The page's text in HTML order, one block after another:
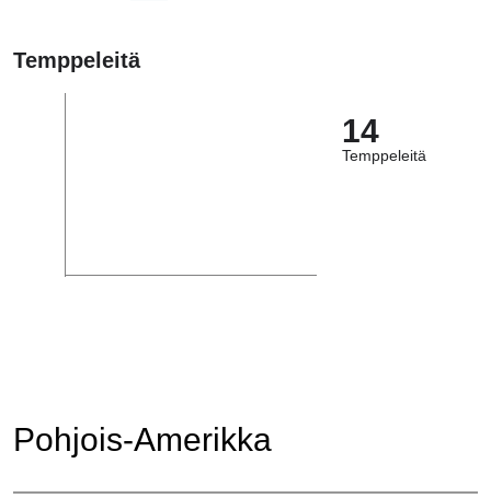
Temppeleitä
14
Temppeleitä
Pohjois-Amerikka